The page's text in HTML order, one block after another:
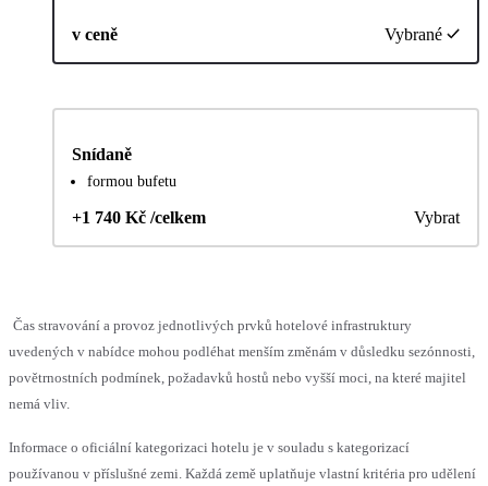
v ceně Vybrané
Snídaně
formou bufetu
+1 740 Kč /celkem Vybrat
Čas stravování a provoz jednotlivých prvků hotelové infrastruktury
uvedených v nabídce mohou podléhat menším změnám v důsledku sezónnosti,
povětrnostních podmínek, požadavků hostů nebo vyšší moci, na které majitel
nemá vliv.
Informace o oficiální kategorizaci hotelu je v souladu s kategorizací
používanou v příslušné zemi. Každá země uplatňuje vlastní kritéria pro udělení